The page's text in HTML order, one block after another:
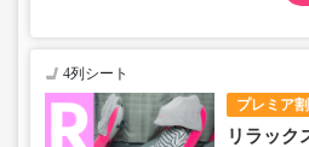
プレミア割
4列シート
リラック